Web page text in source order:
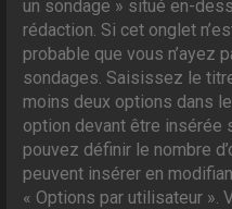
un sondage » situé en-
rédaction. Si cet onglet
probable que vous n’ayez
sondages. Saisissez le
moins deux options dans
option devant être insérée
pouvez définir le nombre
peuvent insérer en
« Options par utilisateur ».